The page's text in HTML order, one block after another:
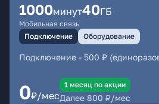
1000минут40ГБ
Мобильная связь
Подключение
Оборудование
Подключение - 500 ₽
0₽/мес
1 месяц по акции
Далее 800 ₽/мес